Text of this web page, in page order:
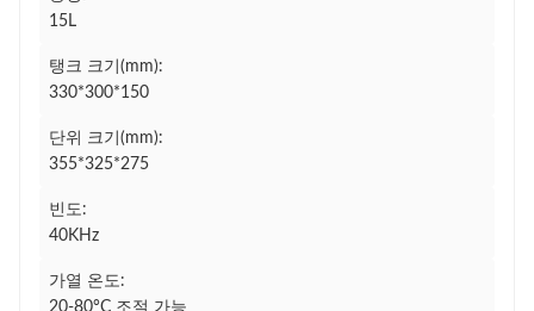
15L
탱크 크기(mm):
330*300*150
단위 크기(mm):
355*325*275
빈도:
40KHz
가열 온도:
20-80°C 조절 가능